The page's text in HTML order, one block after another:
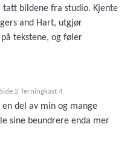
bildene fra studio. Kjente
and Hart, utgjør
tekstene, og føler
2 Terningkast 4
del av min og mange
sine beundrere enda mer